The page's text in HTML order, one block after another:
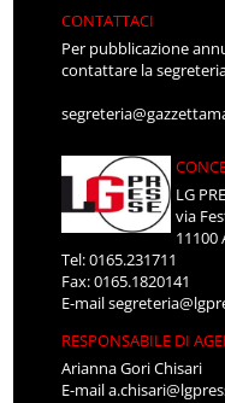
CONTATTACI
Per pubblicazione
contattare la
LG
via
11100
Tel: 0165.231711
Fax: 0165.1820141
E-mail
RESPONSABILE DI
Arianna Gori Chisari
E-mail